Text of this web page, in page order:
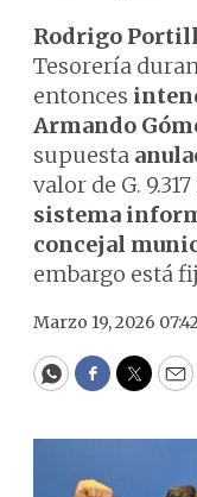
Rodrigo
Tesorería
entonces
Armando
supuesta
valor de G.
sistema
concejal
embargo está
Marzo 19, 2026
WhatsApp
Facebook